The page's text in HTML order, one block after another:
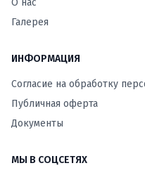
О нас
Галерея
ИНФОРМАЦИЯ
Согласие на обработку
Публичная оферта
Документы
МЫ В СОЦСЕТЯХ